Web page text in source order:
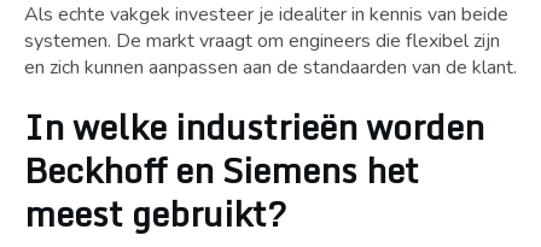
Als echte vakgek investeer je idealiter in kennis van beide
systemen. De markt vraagt om engineers die flexibel zijn
en zich kunnen aanpassen aan de standaarden van de klant.
In welke industrieën worden
Beckhoff en Siemens het
meest gebruikt?